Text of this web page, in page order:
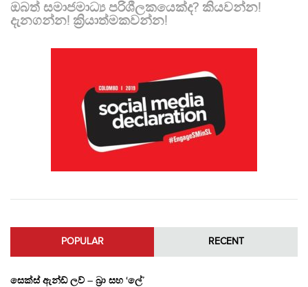
ඔබත් සමාජමාධ්‍ය පරිශීලකයෙක්ද? කියවන්න!
දැනගන්න! ක්‍රියාත්මකවන්න!
POPULAR RECENT
සෙක්ස් ඇන්ඩ් ලව් – බ්‍රා සහ ‘ලේ’